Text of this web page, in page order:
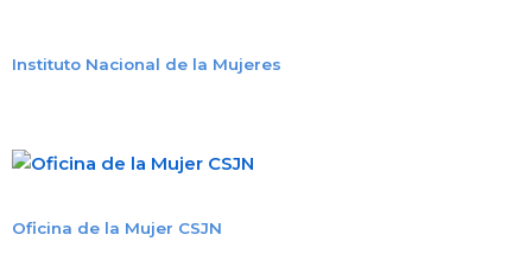
Instituto Nacional de la Mujeres
Oficina de la Mujer CSJN